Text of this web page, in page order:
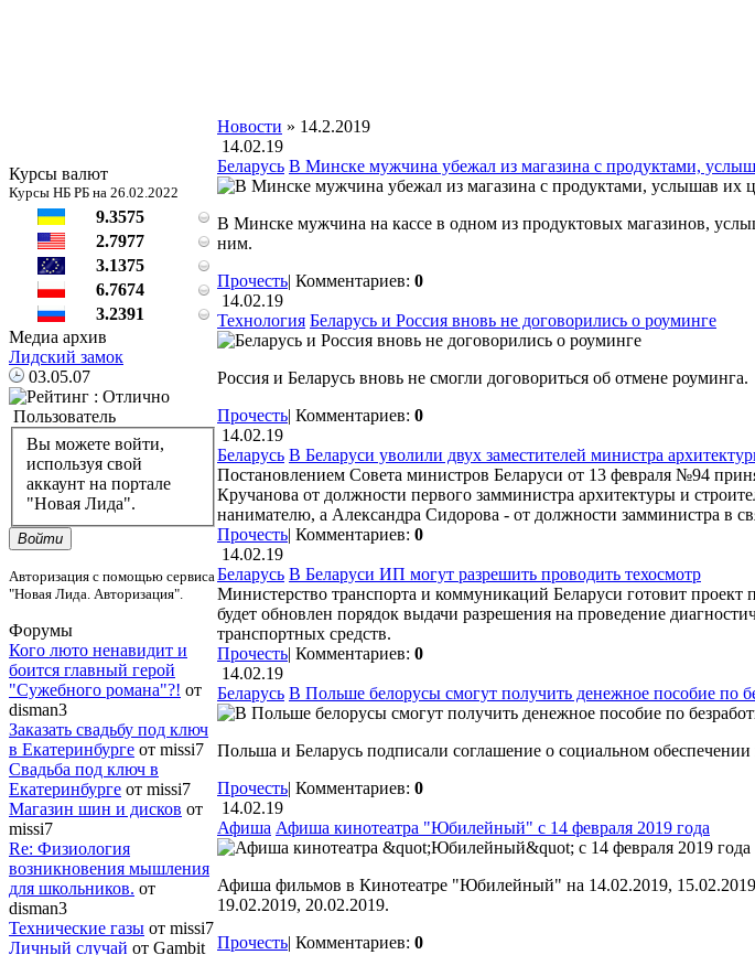
Курсы валют
Курсы НБ РБ на 26.02.2022
9.3575
2.7977
3.1375
6.7674
3.2391
Медиа архив
Лидский замок
03.05.07
Пользователь
Вы можете войти,
используя свой
аккаунт на портале
"Новая Лида".
Войти
Авторизация с помощью сервиса
"Новая Лида. Авторизация".
Форумы
Кого люто ненавидит и
боится главный герой
"Сужебного романа"?! от
disman3
Заказать свадьбу под ключ
в Екатеринбурге от missi7
Cвадьба под ключ в
Екатеринбурге от missi7
Магазин шин и дисков от
missi7
Re: Физиология
возникновения мышления
для школьников. от
disman3
Технические газы от missi7
Личный случай от Gambit
Новости » 14.2.2019
14.02.19
Беларусь В Минске мужчина убежал из магазина с продуктами,
В Минске мужчина на кассе в одном из продуктовых магазинов,
ним.
Прочесть| Комментариев: 0
14.02.19
Технология Беларусь и Россия вновь не договорились о роуминге
Россия и Беларусь вновь не смогли договориться об отмене роуминга.
Прочесть| Комментариев: 0
14.02.19
Беларусь В Беларуси уволили двух заместителей министра
Постановлением Совета министров Беларуси от 13 февраля №94
Кручанова от должности первого замминистра архитектуры и
нанимателю, а Александра Сидорова - от должности замминистра в
Прочесть| Комментариев: 0
14.02.19
Беларусь В Беларуси ИП могут разрешить проводить техосмотр
Министерство транспорта и коммуникаций Беларуси готовит проект
будет обновлен порядок выдачи разрешения на проведение
транспортных средств.
Прочесть| Комментариев: 0
14.02.19
Беларусь В Польше белорусы смогут получить денежное пособие по
Польша и Беларусь подписали соглашение о социальном обеспечении
Прочесть| Комментариев: 0
14.02.19
Афиша Афиша кинотеатра "Юбилейный" c 14 февраля 2019 года
Афиша фильмов в Кинотеатре "Юбилейный" на 14.02.2019,
19.02.2019, 20.02.2019.
Прочесть| Комментариев: 0